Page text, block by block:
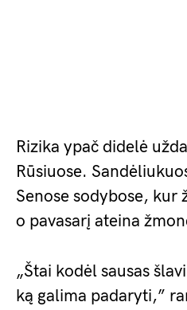
Rizika ypač didelė
Rūsiuose.
Senose sodybose, kur
o pavasarį ateina
„Štai kodėl sausas
ką galima padaryti,”